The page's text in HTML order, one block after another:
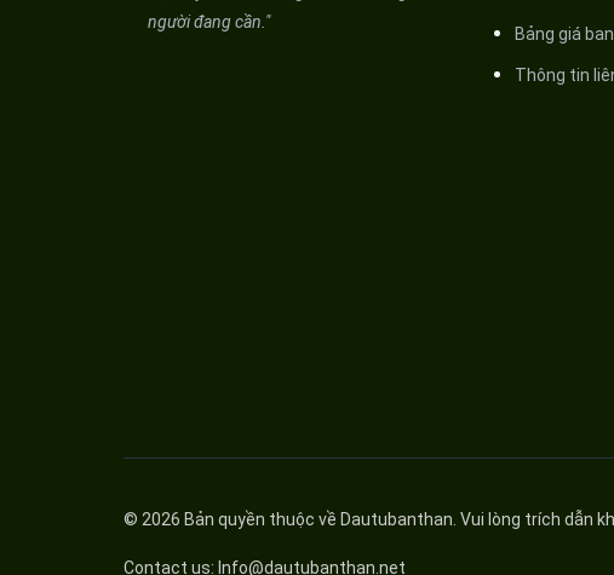
người đang cần."
Bảng giá
Thông tin
© 2026 Bản quyền thuộc về Dautubanthan . Vui lòng trích dẫn
Contact us: Info@dautubanthan.net